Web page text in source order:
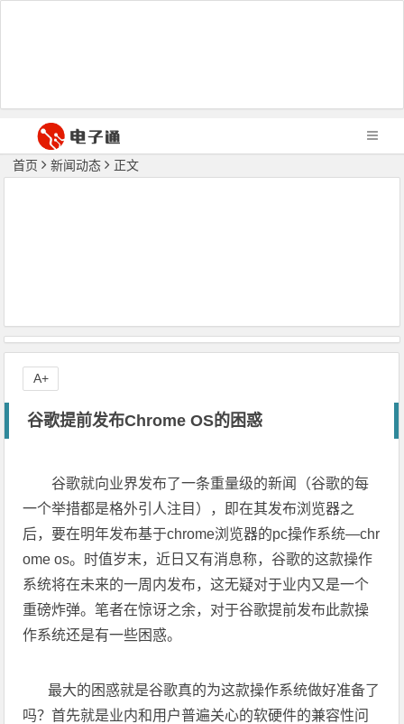
首页 新闻动态 正文
谷歌提前发布Chrome OS的困惑
谷歌就向业界发布了一条重量级的新闻（谷歌的每
一个举措都是格外引人注目），即在其发布浏览器之
后，要在明年发布基于chrome浏览器的pc操作系统—chr
ome os。时值岁末，近日又有消息称，谷歌的这款操作
系统将在未来的一周内发布，这无疑对于业内又是一个
重磅炸弹。笔者在惊讶之余，对于谷歌提前发布此款操
作系统还是有一些困惑。
最大的困惑就是谷歌真的为这款操作系统做好准备了
吗？首先就是业内和用户普遍关心的软硬件的兼容性问
A+